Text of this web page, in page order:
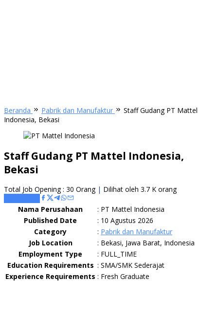
Beranda Pabrik dan Manufaktur
Staff Gudang PT Mattel
Indonesia, Bekasi
Staff Gudang PT Mattel Indonesia,
Bekasi
Total Job Opening : 30 Orang | Dilihat oleh 3.7 K orang
Nama Perusahaan
: PT Mattel Indonesia
Published Date
: 10 Agustus 2026
Category
: Pabrik dan Manufaktur
Job Location
: Bekasi, Jawa Barat, Indonesia
Employment Type
: FULL_TIME
Education Requirements : SMA/SMK Sederajat
Experience Requirements : Fresh Graduate